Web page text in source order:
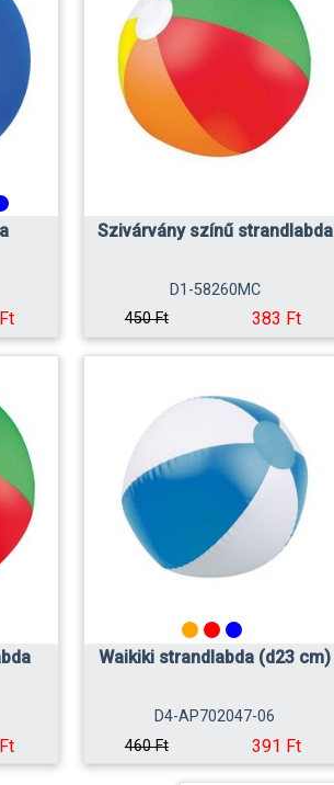
Szivárvány színű strandlabda
D1-58260MC
450 Ft
383 Ft
Waikiki strandlabda (d23 cm)
D4-AP702047-06
460 Ft
391 Ft